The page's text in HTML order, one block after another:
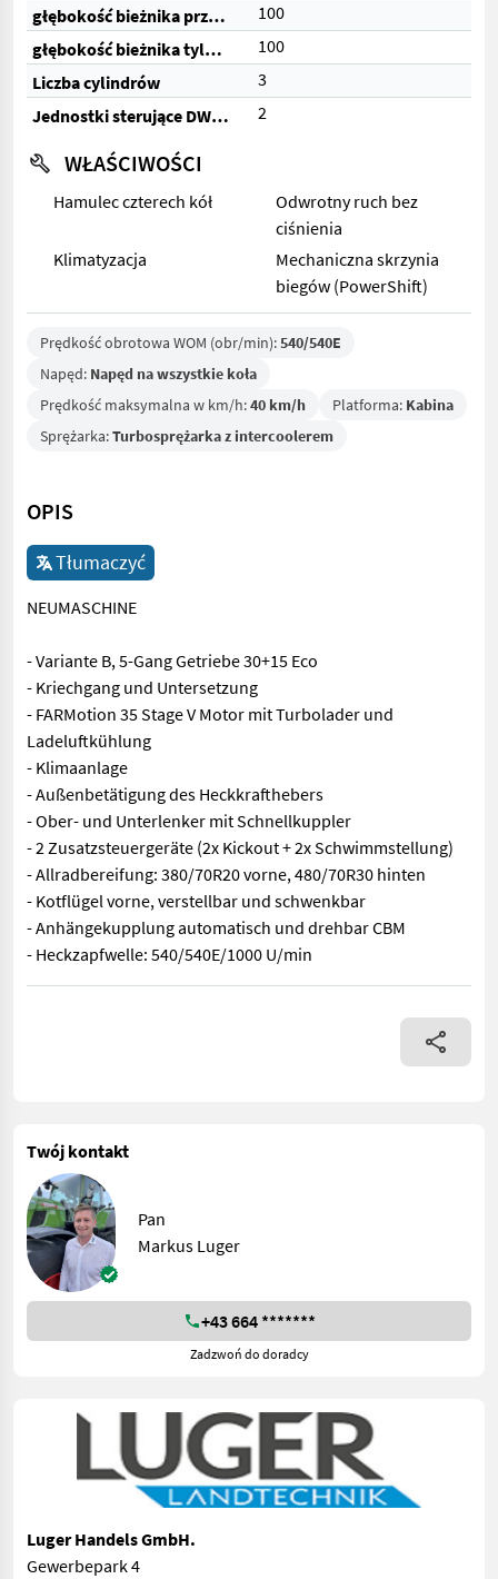
głębokość bieżnika przednich opon (%)
100
głębokość bieżnika tylnych opon (%)
100
Liczba cylindrów
3
Jednostki sterujące DW (elektryczne)
2
WŁAŚCIWOŚCI
Hamulec czterech kół
Odwrotny ruch bez
ciśnienia
Klimatyzacja
Mechaniczna skrzynia
biegów (PowerShift)
Prędkość obrotowa WOM (obr/min):540/540E
Napęd: Napęd na wszystkie koła
Prędkość maksymalna w km/h:40 km/h Platforma: Kabina
Sprężarka:Turbosprężarka z intercoolerem
OPIS
Tłumaczyć
NEUMASCHINE
- Variante B, 5-Gang Getriebe 30+15 Eco
- Kriechgang und Untersetzung
- FARMotion 35 Stage V Motor mit Turbolader und
Ladeluftkühlung
- Klimaanlage
- Außenbetätigung des Heckkrafthebers
- Ober- und Unterlenker mit Schnellkuppler
- 2 Zusatzsteuergeräte (2x Kickout + 2x Schwimmstellung)
- Allradbereifung: 380/70R20 vorne, 480/70R30 hinten
- Kotflügel vorne, verstellbar und schwenkbar
- Anhängekupplung automatisch und drehbar CBM
- Heckzapfwelle: 540/540E/1000 U/min
NEUMASCHINE - Variante B, 5-Gang Getriebe 30+15 Eco -
Twój kontakt
Pan
Markus Luger
+43 664 *******
Zadzwoń do doradcy
Luger Handels GmbH.
Gewerbepark 4